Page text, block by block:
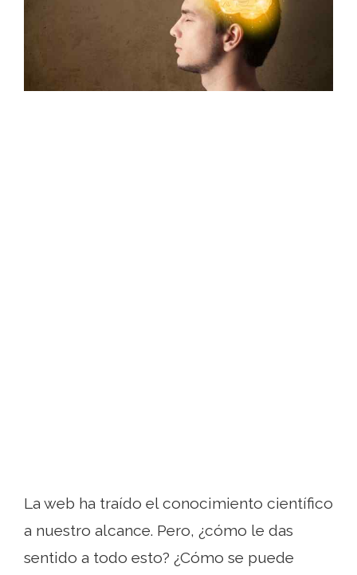
La web ha traído el conocimiento científico
a nuestro alcance. Pero, ¿cómo le das
sentido a todo esto? ¿Cómo se puede